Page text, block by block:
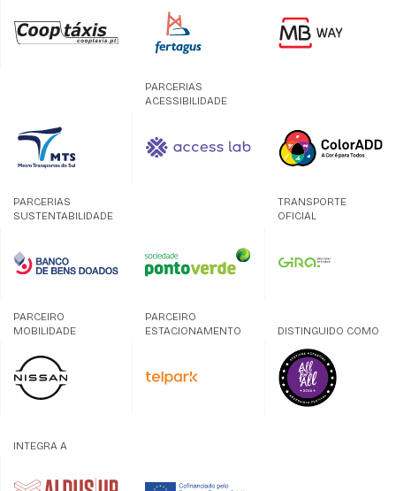
PARCERIAS
ACESSIBILIDADE
PARCERIAS
SUSTENTABILIDADE
TRANSPORTE
OFICIAL
PARCEIRO
MOBILIDADE
PARCEIRO
ESTACIONAMENTO
DISTINGUIDO COMO
INTEGRA A